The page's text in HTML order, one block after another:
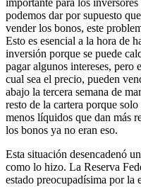
podemos dar por supuesto
vender los bonos, este
Esto es esencial a la hora de
inversión porque se puede
pagar algunos intereses, pero
cual sea el precio, pueden
abajo la tercera semana de
resto de la cartera porque
menos líquidos que dan más
los bonos ya no eran eso.
Esta situación desencadenó
como lo hizo. La Reserva
estado preocupadísima por la